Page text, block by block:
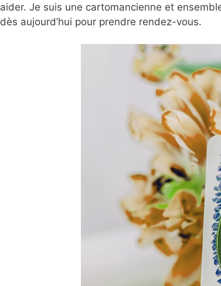
aider. Je suis une cartomancienne et
dès aujourd’hui pour prendre rendez-vous.